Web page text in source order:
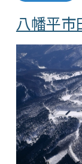
八幡平市